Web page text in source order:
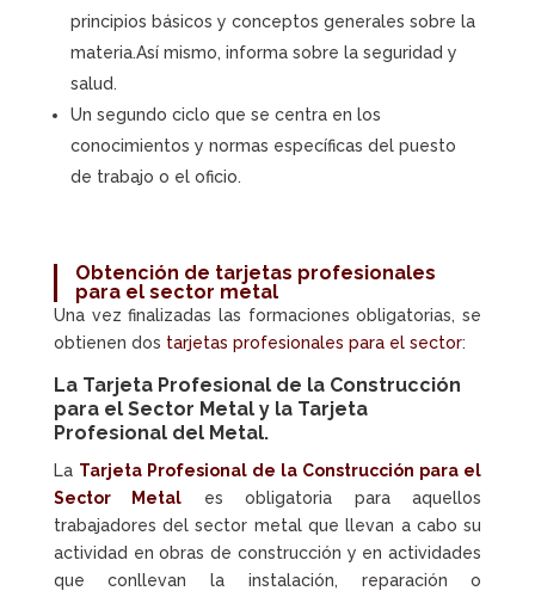
principios básicos y conceptos generales sobre la
materia.Así mismo, informa sobre la seguridad y
salud.
Un segundo ciclo que se centra en los
conocimientos y normas específicas del puesto
de trabajo o el oficio.
Obtención de tarjetas profesionales
para el sector metal
Una vez finalizadas las formaciones obligatorias, se
obtienen dos tarjetas profesionales para el sector:
La Tarjeta Profesional de la Construcción
para el Sector Metal y la Tarjeta
Profesional del Metal.
La Tarjeta Profesional de la Construcción para el
Sector Metal es obligatoria para aquellos
trabajadores del sector metal que llevan a cabo su
actividad en obras de construcción y en actividades
que conllevan la instalación, reparación o